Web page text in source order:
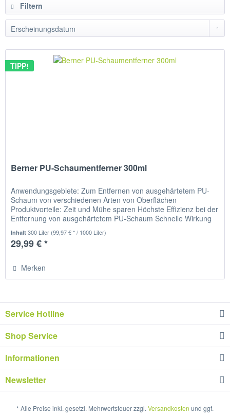
Filtern
TIPP!
Berner PU-Schaumentferner 300ml
Anwendungsgebiete: Zum Entfernen von ausgehärtetem PU-
Schaum von verschiedenen Arten von Oberflächen
Produktvorteile: Zeit und Mühe sparen Höchste Effizienz bei der
Entfernung von ausgehärtetem PU-Schaum Schnelle Wirkung
Inhalt300 Liter (99,97 € * / 1000 Liter)
29,99 € *
Merken
Service Hotline
Shop Service
Informationen
Newsletter
* Alle Preise inkl. gesetzl. Mehrwertsteuer zzgl. Versandkosten und ggf.